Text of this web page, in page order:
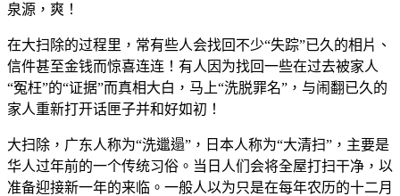
泉源，爽！
在大扫除的过程里，常有些人会找回不少“失踪”已久的相片、
信件甚至金钱而惊喜连连！有人因为找回一些在过去被家人
“冤枉”的“证据”而真相大白，马上“洗脱罪名”，与闹翻已久的
家人重新打开话匣子并和好如初！
大扫除，广东人称为“洗邋遢”，日本人称为“大清扫”，主要是
华人过年前的一个传统习俗。当日人们会将全屋打扫干净，以
准备迎接新一年的来临。一般人以为只是在每年农历的十二月